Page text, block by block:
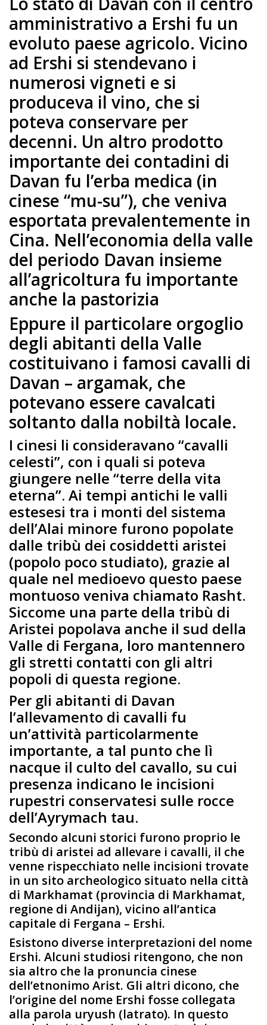
amministrativo a Ershi fu un
evoluto paese agricolo. Vicino
ad Ershi si stendevano i
numerosi vigneti e si
produceva il vino, che si
poteva conservare per
decenni. Un altro prodotto
importante dei contadini di
Davan fu l’erba medica (in
cinese “mu-su”), che veniva
esportata prevalentemente in
Cina. Nell’economia della valle
del periodo Davan insieme
all’agricoltura fu importante
anche la pastorizia
Eppure il particolare orgoglio
degli abitanti della Valle
costituivano i famosi cavalli di
Davan – argamak, che
potevano essere cavalcati
soltanto dalla nobiltà locale.
I cinesi li consideravano “cavalli
celesti”, con i quali si poteva
giungere nelle “terre della vita
eterna”. Ai tempi antichi le valli
estesesi tra i monti del sistema
dell’Alai minore furono popolate
dalle tribù dei cosiddetti aristei
(popolo poco studiato), grazie al
quale nel medioevo questo paese
montuoso veniva chiamato Rasht.
Siccome una parte della tribù di
Aristei popolava anche il sud della
Valle di Fergana, loro mantennero
gli stretti contatti con gli altri
popoli di questa regione.
Per gli abitanti di Davan
l’allevamento di cavalli fu
un’attività particolarmente
importante, a tal punto che lì
nacque il culto del cavallo, su cui
presenza indicano le incisioni
rupestri conservatesi sulle rocce
dell’Ayrymach tau.
Secondo alcuni storici furono proprio le
tribù di aristei ad allevare i cavalli, il che
venne rispecchiato nelle incisioni trovate
in un sito archeologico situato nella città
di Markhamat (provincia di Markhamat,
regione di Andijan), vicino all’antica
capitale di Fergana – Ershi.
Esistono diverse interpretazioni del nome
Ershi. Alcuni studiosi ritengono, che non
sia altro che la pronuncia cinese
dell’etnonimo Arist. Gli altri dicono, che
l’origine del nome Ershi fosse collegata
alla parola uryush (latrato). In questo